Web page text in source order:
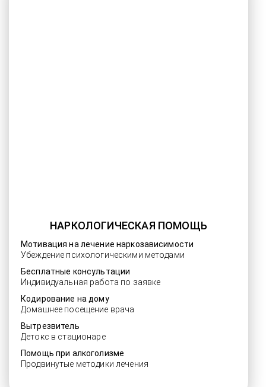
НАРКОЛОГИЧЕСКАЯ ПОМОЩЬ
Мотивация на лечение наркозависимости
Убеждение психологическими методами
Бесплатные консультации
Индивидуальная работа по заявке
Кодирование на дому
Домашнее посещение врача
Вытрезвитель
Детокс в стационаре
Помощь при алкоголизме
Продвинутые методики лечения